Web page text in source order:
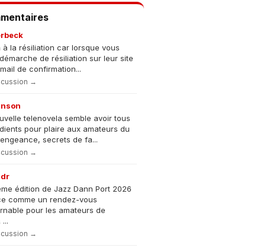
à la résiliation car lorsque vous
de résiliation sur leur site
de confirmation...
→
telenovela semble avoir tous
pour plaire aux amateurs du
secrets de fa...
→
édition de Jazz Dann Port 2026
comme un rendez-vous
pour les amateurs de
→